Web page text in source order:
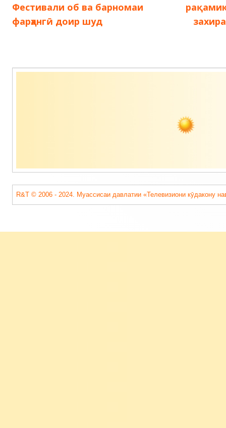
записям
Фестивали об ва барномаи
фарҳангӣ доир шуд
Содержимое
R&T © 2006 - 2024. Муассисаи давлатии «Телевизиони кӯдакону